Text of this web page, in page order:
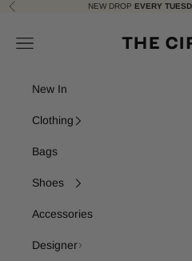
Skip to content
Previous NEW DROP EVERY
Navigation menu
New In
Clothing
Bags
Shoes
Accessories
Designer